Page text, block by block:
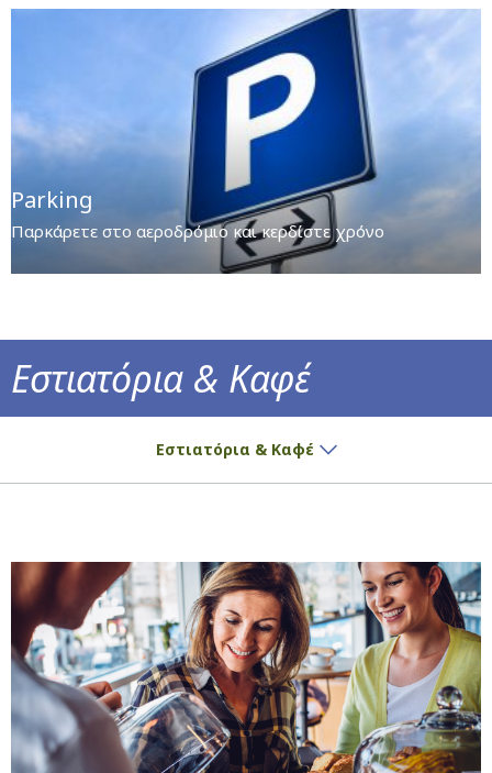
Parking
Παρκάρετε στο αεροδρόμιο και κερδίστε χρόνο
Εστιατόρια & Καφέ
Εστιατόρια & Καφέ